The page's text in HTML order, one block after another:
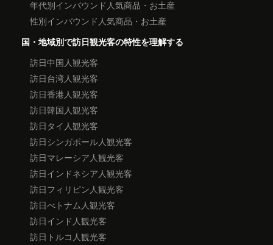
年代別インバウンド人気商品・お土産
性別インバウンド人気商品・お土産
国・地域別で訪日観光客の特性を理解する
訪日中国人観光客
訪日台湾人観光客
訪日香港人観光客
訪日韓国人観光客
訪日タイ人観光客
訪日シンガポール人観光客
訪日マレーシア人観光客
訪日インドネシア人観光客
訪日フィリピン人観光客
訪日べトナム人観光客
訪日インド人観光客
訪日トルコ人観光客